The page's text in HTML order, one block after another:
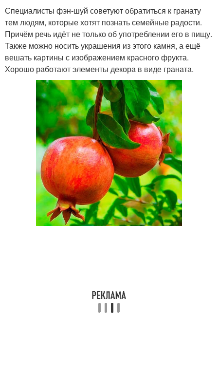
Специалисты фэн-шуй советуют обратиться к гранату
тем людям, которые хотят познать семейные радости.
Причём речь идёт не только об употреблении его в пищу.
Также можно носить украшения из этого камня, а ещё
вешать картины с изображением красного фрукта.
Хорошо работают элементы декора в виде граната.